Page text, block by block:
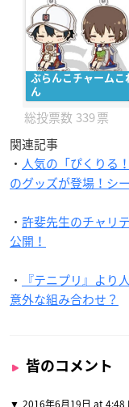
ぶらんこチャームこ
ん
339
関連記事
・ 人気の「ぴくりる
のグッズが登場！シ
・ 許斐先生のチャリ
公開！
・
『テニプリ』より
意外な組み合わせ？
皆のコメント
2016年6月19日 at 4:48